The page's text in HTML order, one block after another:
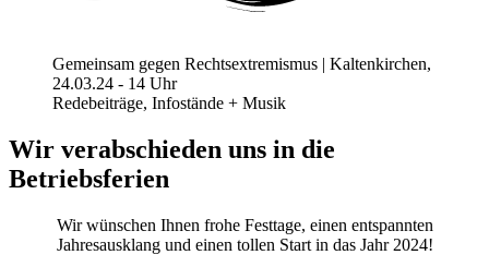
Gemeinsam gegen Rechtsextremismus | Kaltenkirchen,
24.03.24 - 14 Uhr
Redebeiträge, Infostände + Musik
Wir verabschieden uns in die
Betriebsferien
Wir wünschen Ihnen frohe Festtage, einen entspannten
Jahresausklang und einen tollen Start in das Jahr 2024!